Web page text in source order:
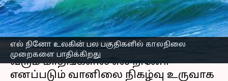
எல் நினோ உலகின் பல பகுதிகளில் காலநிலை
முறைகளை பாதிக்கிறது
எழுதியவர் Sindhuja SM May 06, 2023 08:45 am
செய்தி முன்னோட்டம்
வரும் மாதங்களில் எல் நினோ
எனப்படும் வானிலை நிகழ்வு உருவாக